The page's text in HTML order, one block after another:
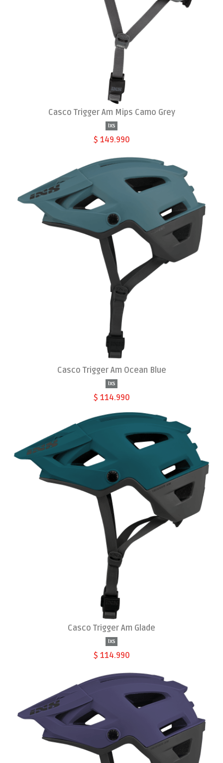
Casco Trigger Am Mips Camo Grey
Ixs
$ 149.990
Casco Trigger Am Ocean Blue
Ixs
$ 114.990
Casco Trigger Am Glade
Ixs
$ 114.990